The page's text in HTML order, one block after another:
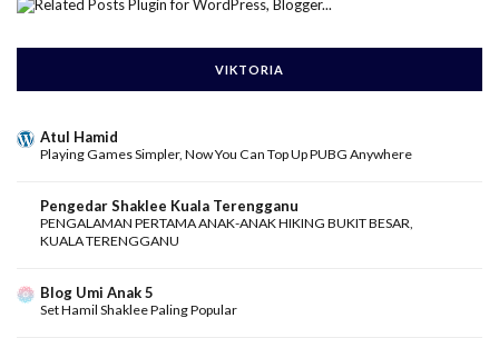
VIKTORIA
Atul Hamid
Playing Games Simpler, Now You Can Top Up PUBG Anywhere
Pengedar Shaklee Kuala Terengganu
PENGALAMAN PERTAMA ANAK-ANAK HIKING BUKIT BESAR,
KUALA TERENGGANU
Blog Umi Anak 5
Set Hamil Shaklee Paling Popular